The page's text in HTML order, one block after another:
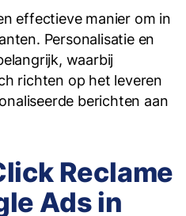
effectieve manier om in
Personalisatie en
waarbij
richten op het leveren
berichten aan
Reclame
Ads in